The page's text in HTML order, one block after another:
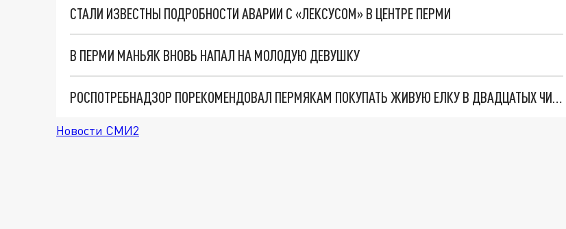
СТАЛИ ИЗВЕСТНЫ ПОДРОБНОСТИ АВАРИИ С «ЛЕКСУСОМ» В ЦЕНТРЕ ПЕРМИ
В ПЕРМИ МАНЬЯК ВНОВЬ НАПАЛ НА МОЛОДУЮ ДЕВУШКУ
РОСПОТРЕБНАДЗОР ПОРЕКОМЕНДОВАЛ ПЕРМЯКАМ ПОКУПАТЬ ЖИВУЮ ЕЛКУ В ДВАДЦАТЫХ ЧИСЛАХ ДЕКАБРЯ
Новости СМИ2